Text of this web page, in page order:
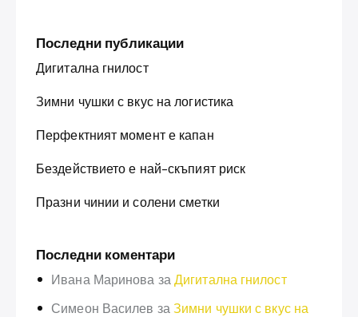
Последни публикации
Дигитална гнилост
Зимни чушки с вкус на логистика
Перфектният момент е капан
Бездействието е най-скъпият риск
Празни чинии и солени сметки
Последни коментари
Ивана Маринова за Дигитална гнилост
Симеон Василев за Зимни чушки с вкус на